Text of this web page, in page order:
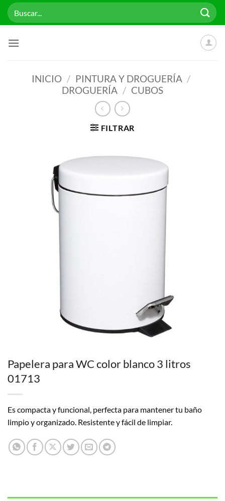
Saltar
Buscar
por:
INICIO / PINTURA Y DROGUERÍA /
DROGUERÍA / CUBOS
FILTRAR
Papelera para WC color blanco 3 litros
01713
Es compacta y funcional, perfecta para mantener tu baño
limpio y organizado. Resistente y fácil de limpiar.